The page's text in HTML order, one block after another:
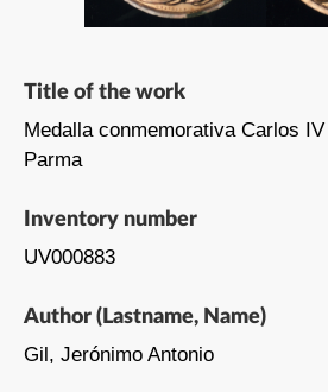
Title of the work
Medalla conmemorativa Carlos
Parma
Inventory number
UV000883
Author (Lastname, Name)
Gil, Jerónimo Antonio